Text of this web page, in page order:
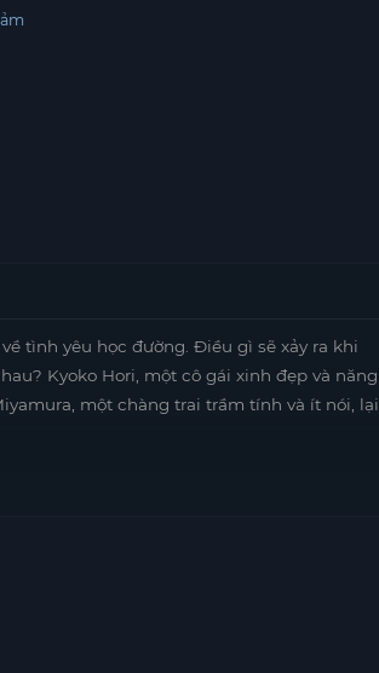
tình yêu học đường. Điều gì sẽ xảy ra khi
Kyoko Hori, một cô gái xinh đẹp và năng
một chàng trai trầm tính và ít nói, lại
khác nhau trong tính cách của nhau. Hori,
những điều tốt đẹp hơn trong cuộc sống,